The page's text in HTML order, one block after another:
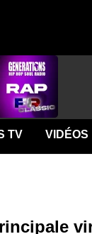
TV VIDÉOS